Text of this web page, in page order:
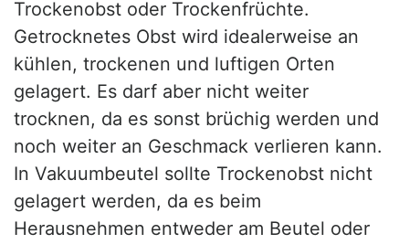
Trockenobst oder Trockenfrüchte.
Getrocknetes Obst wird idealerweise an
kühlen, trockenen und luftigen Orten
gelagert. Es darf aber nicht weiter
trocknen, da es sonst brüchig werden und
noch weiter an Geschmack verlieren kann.
In Vakuumbeutel sollte Trockenobst nicht
gelagert werden, da es beim
Herausnehmen entweder am Beutel oder